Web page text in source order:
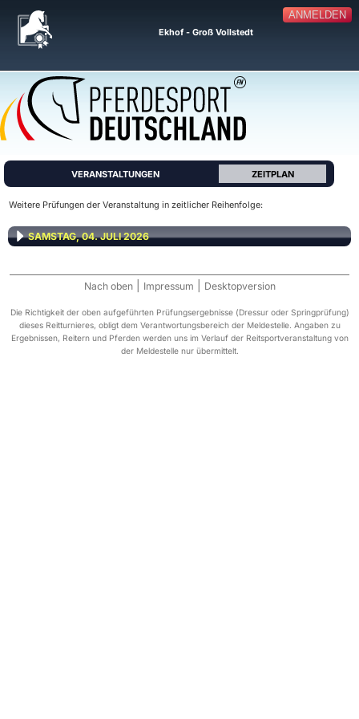
ANMELDEN
Ekhof - Groß Vollstedt
VERANSTALTUNGEN ZEITPLAN
Weitere Prüfungen der Veranstaltung in zeitlicher Reihenfolge:
SAMSTAG, 04. JULI 2026
Nach oben Impressum Desktopversion
Die Richtigkeit der oben aufgeführten Prüfungsergebnisse (Dressur oder Springprüfung)
dieses Reitturnieres, obligt dem Verantwortungsbereich der Meldestelle. Angaben zu
Ergebnissen, Reitern und Pferden werden uns im Verlauf der Reitsportveranstaltung von
der Meldestelle nur übermittelt.